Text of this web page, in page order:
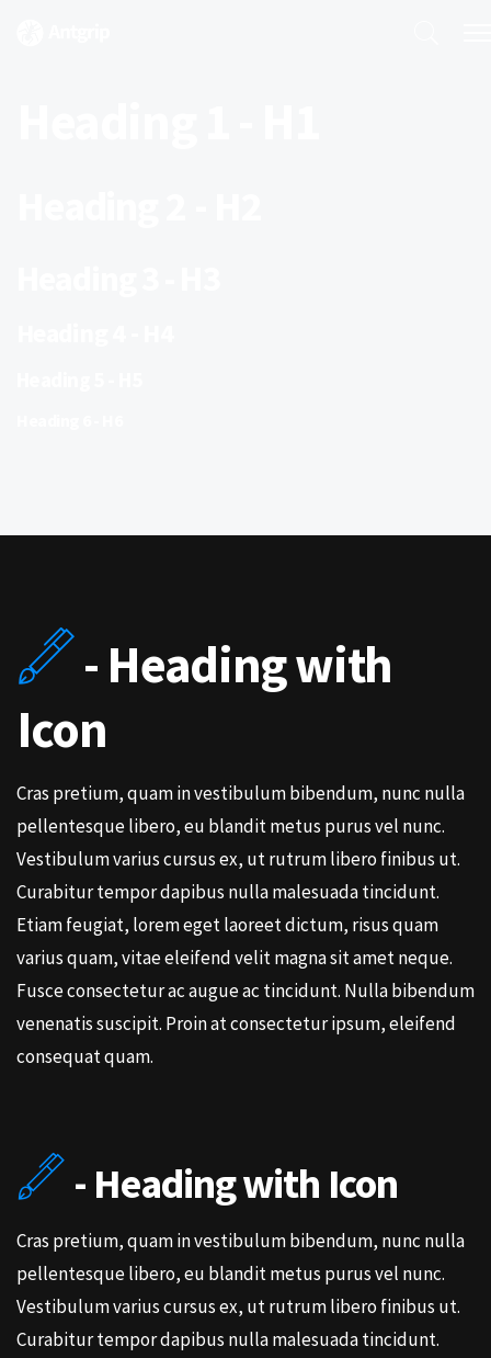
- Heading with
Icon
Cras pretium, quam in vestibulum bibendum, nunc nulla
pellentesque libero, eu blandit metus purus vel nunc.
Vestibulum varius cursus ex, ut rutrum libero finibus ut.
Curabitur tempor dapibus nulla malesuada tincidunt.
Etiam feugiat, lorem eget laoreet dictum, risus quam
varius quam, vitae eleifend velit magna sit amet neque.
Fusce consectetur ac augue ac tincidunt. Nulla bibendum
venenatis suscipit. Proin at consectetur ipsum, eleifend
consequat quam.
- Heading with Icon
Cras pretium, quam in vestibulum bibendum, nunc nulla
pellentesque libero, eu blandit metus purus vel nunc.
Vestibulum varius cursus ex, ut rutrum libero finibus ut.
Curabitur tempor dapibus nulla malesuada tincidunt.